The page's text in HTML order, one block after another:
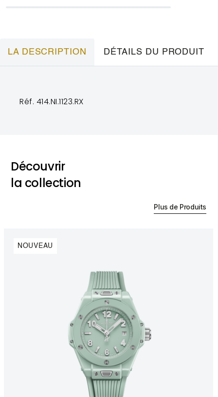
LA DESCRIPTION DÉTAILS DU PRODUIT
Réf. 414.NI.1123.RX
Découvrir
la collection
Plus de Produits
NOUVEAU